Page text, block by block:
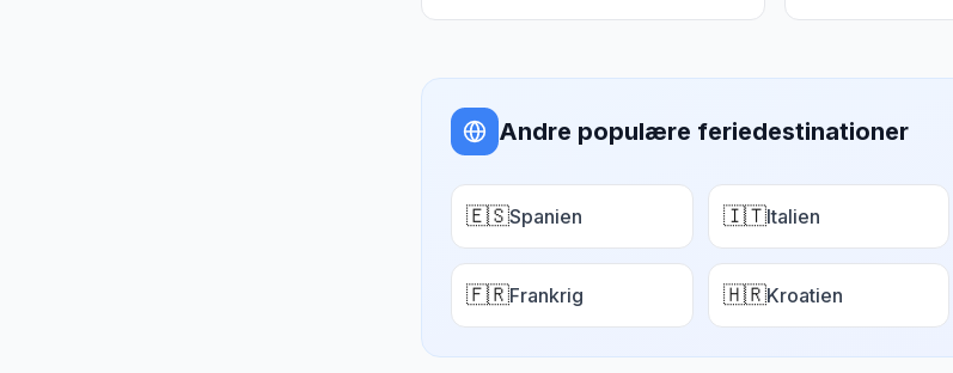
Andre populære feriedestinationer
🇪🇸Spanien 🇮🇹Italien
🇫🇷Frankrig 🇭🇷Kroatien